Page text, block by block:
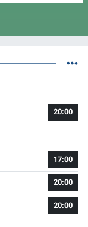
20:00
17:00
20:00
20:00